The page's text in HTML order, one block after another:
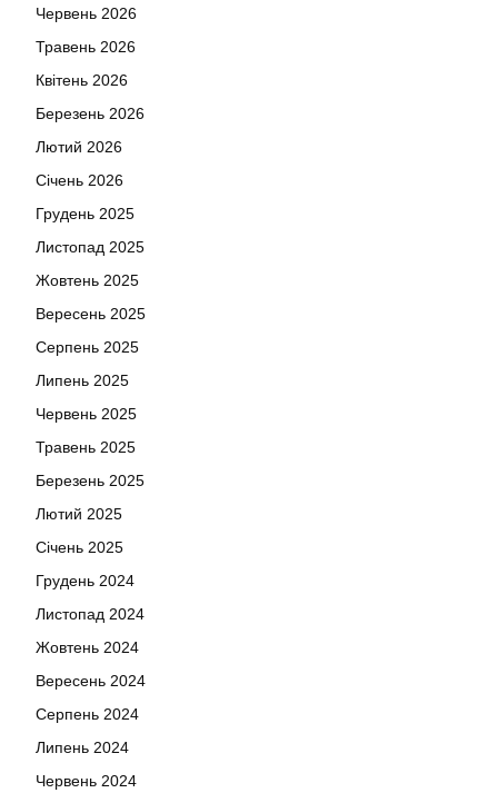
Червень 2026
Травень 2026
Квітень 2026
Березень 2026
Лютий 2026
Січень 2026
Грудень 2025
Листопад 2025
Жовтень 2025
Вересень 2025
Серпень 2025
Липень 2025
Червень 2025
Травень 2025
Березень 2025
Лютий 2025
Січень 2025
Грудень 2024
Листопад 2024
Жовтень 2024
Вересень 2024
Серпень 2024
Липень 2024
Червень 2024